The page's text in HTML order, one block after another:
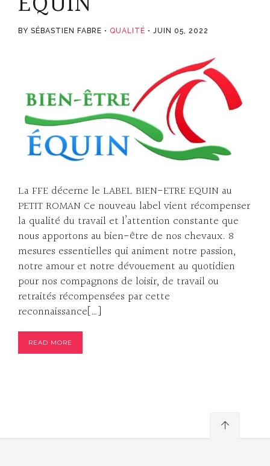
BY SÉBASTIEN FABRE QUALITÉ JUIN 05, 2022
La FFE décerne le LABEL BIEN-ETRE EQUIN au
PETIT ROMAN Ce nouveau label vient récompenser
la qualité du travail et l’attention constante que
nous apportons au bien-être de nos chevaux. 8
mesures essentielles qui animent notre passion,
notre amour et notre dévouement au quotidien
pour nos compagnons de loisir, de travail ou
retraités récompensées par cette
reconnaissance[…]
READ MORE